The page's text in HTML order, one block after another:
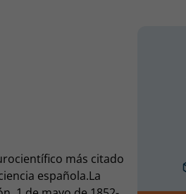
más citado
española.La